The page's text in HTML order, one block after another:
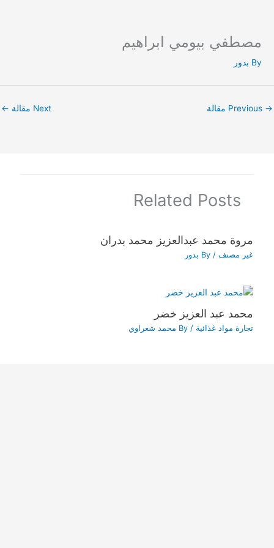
content
مصطفي بيومي ابراهيم
By بدور
→ Next مقالة ←
Related Posts
مروة محمد عبدالعزيز محمد بدران
غير مصنف / By بدور
محمد عبد العزيز خضر
تجارة مواد غذائية / By محمد شعراوي